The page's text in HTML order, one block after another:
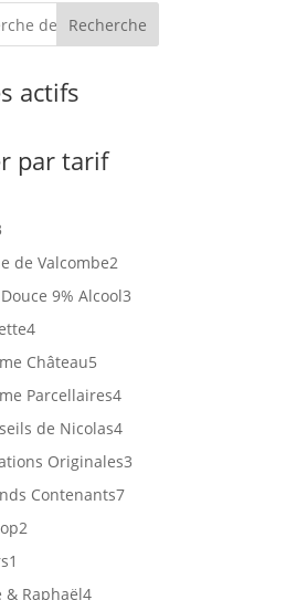
Recherche
actifs
par tarif
produits
de Valcombe2
produits
9% Alcool3
44
produits
Château5
produits
Parcellaires44
produits
de Nicolas44
produits
Originales3
Contenants77
2
1
produit
& Raphaël44